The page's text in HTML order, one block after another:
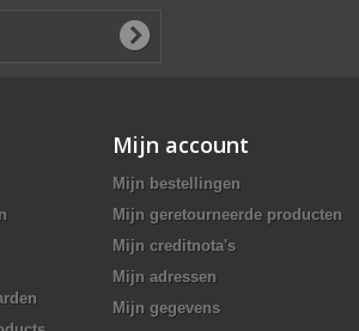
Mijn account
Mijn bestellingen
Mijn geretourneerde producten
Mijn creditnota's
Mijn adressen
Mijn gegevens